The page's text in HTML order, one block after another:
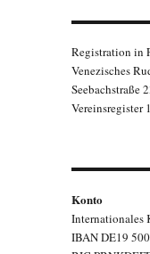
Registration in
Venezisches
Seebachstraße
Vereinsregister
Konto
Internationales
IBAN DE19